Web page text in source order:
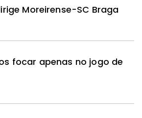
Moreirense-SC Braga
focar apenas no jogo de